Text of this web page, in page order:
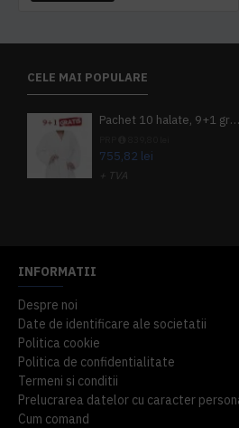
CELE MAI POPULARE
Pachet 10 halate, 9+1 gratuit
755,82 lei
+ TVA
INFORMATII
Despre noi
Date de identificare ale societatii
Politica cookie
Politica de confidentialitate
Termeni si conditii
Prelucrarea datelor cu caracter
Cum comand